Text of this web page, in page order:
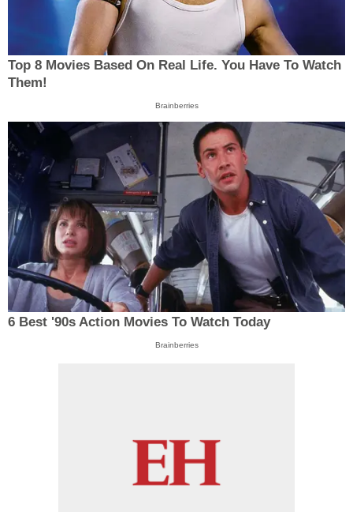
Top 8 Movies Based On Real Life. You Have To Watch
Them!
Brainberries
6 Best '90s Action Movies To Watch Today
Brainberries